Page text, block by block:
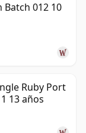
012 10
Ruby Port
13 años